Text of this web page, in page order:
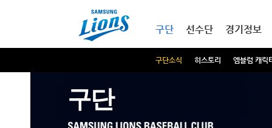
구단
구단소식 히스토리 엠블럼 캐릭
선수단 경기정보
구단